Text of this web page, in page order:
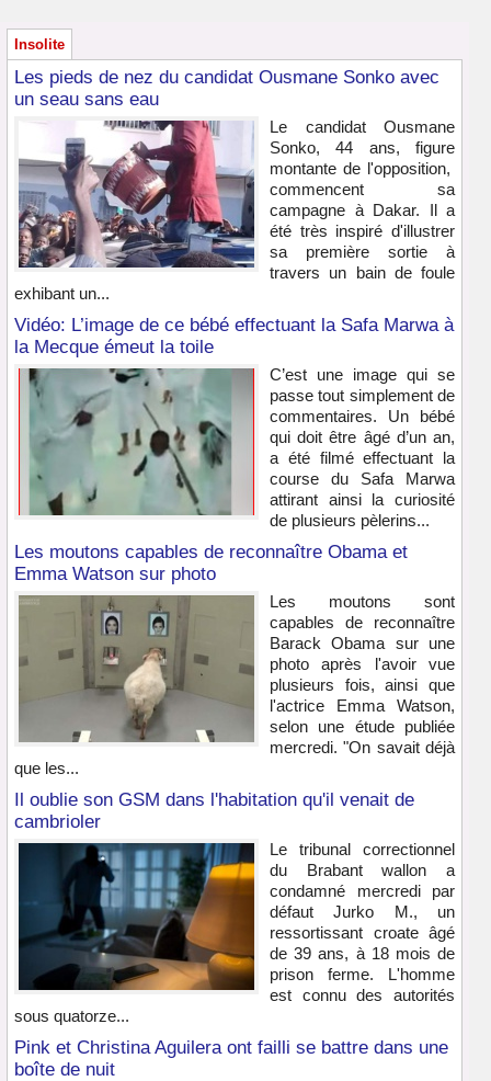
Insolite
Les pieds de nez du candidat Ousmane Sonko avec
un seau sans eau
Le candidat Ousmane
Sonko, 44 ans, figure
montante de l'opposition,
commencent sa
campagne à Dakar. Il a
été très inspiré d'illustrer
sa première sortie à
travers un bain de foule
exhibant un...
Vidéo: L’image de ce bébé effectuant la Safa Marwa à
la Mecque émeut la toile
C’est une image qui se
passe tout simplement de
commentaires. Un bébé
qui doit être âgé d’un an,
a été filmé effectuant la
course du Safa Marwa
attirant ainsi la curiosité
de plusieurs pèlerins...
Les moutons capables de reconnaître Obama et
Emma Watson sur photo
Les moutons sont
capables de reconnaître
Barack Obama sur une
photo après l'avoir vue
plusieurs fois, ainsi que
l'actrice Emma Watson,
selon une étude publiée
mercredi. "On savait déjà
que les...
Il oublie son GSM dans l'habitation qu'il venait de
cambrioler
Le tribunal correctionnel
du Brabant wallon a
condamné mercredi par
défaut Jurko M., un
ressortissant croate âgé
de 39 ans, à 18 mois de
prison ferme. L'homme
est connu des autorités
sous quatorze...
Pink et Christina Aguilera ont failli se battre dans une
boîte de nuit